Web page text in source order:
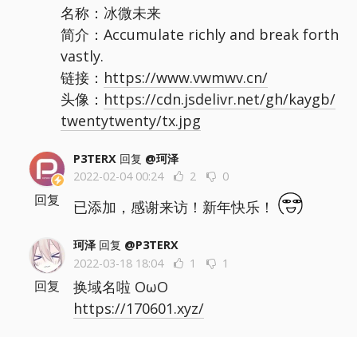
名称：冰微未来
简介：Accumulate richly and break forth
vastly.
链接： https://www.vwmwv.cn/
头像： https://cdn.jsdelivr.net/gh/kaygb/
twentytwenty/tx.jpg
P3TERX 回复 @珂泽
2022-02-04 00:24
2 0
已添加，感谢来访！新年快乐！
回复
珂泽 回复 @P3TERX
2022-03-18 18:04
1 1
换域名啦 OωO
https://170601.xyz/
回复